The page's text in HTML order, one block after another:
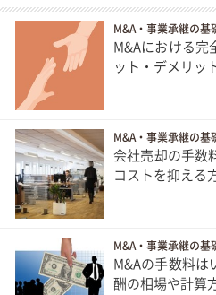
M&A・事業承継の基
M&Aにおける完
ット・デメリッ
M&A・事業承継の基
会社売却の手数
コストを抑える
M&A・事業承継の基
M&Aの手数料は
酬の相場や計算